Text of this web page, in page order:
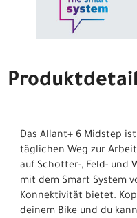
Das Allant+ 6 Midstep
täglichen Weg zur
auf Schotter-, Feld- und
mit dem Smart System
Konnektivität bietet.
deinem Bike und du